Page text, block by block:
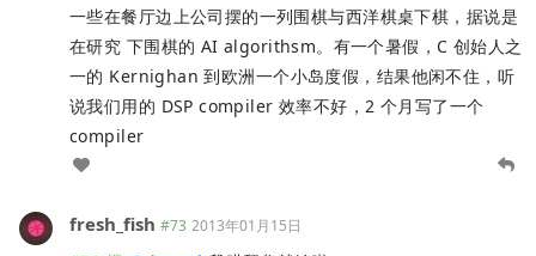
一些在餐厅边上公司摆的一列围棋与西洋棋桌下棋，据说是
在研究 下围棋的 AI algorithsm。有一个暑假，C 创始人之
一的 Kernighan 到欧洲一个小岛度假，结果他闲不住，听
说我们用的 DSP compiler 效率不好，2 个月写了一个
compiler
fresh_fish #73 2013年01月15日